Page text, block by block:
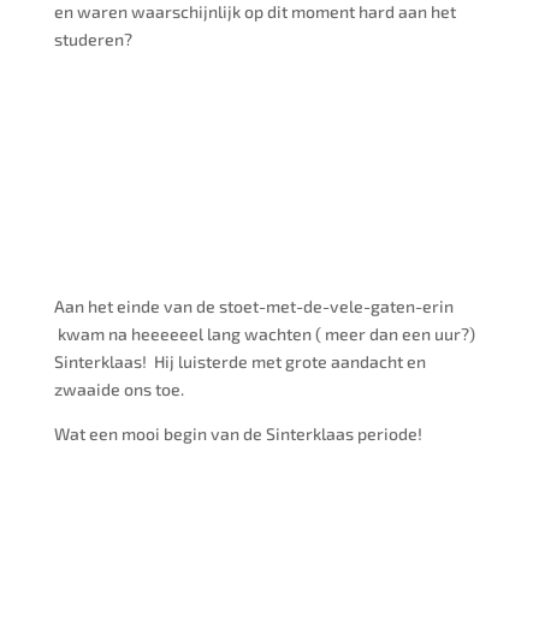
en waren waarschijnlijk op dit moment hard aan het
studeren?
Aan het einde van de stoet-met-de-vele-gaten-erin
kwam na heeeeeel lang wachten ( meer dan een uur?)
Sinterklaas! Hij luisterde met grote aandacht en
zwaaide ons toe.
Wat een mooi begin van de Sinterklaas periode!